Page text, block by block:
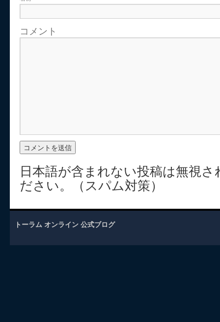
コメント
日本語が含まれない投稿は無視
ださい。（スパム対策）
トーラム オンライン 公式ブログ